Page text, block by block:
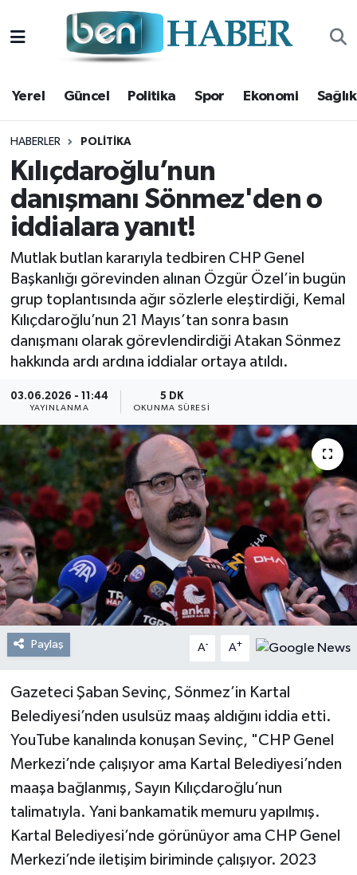
Yerel Güncel Politika Spor Ekonomi Sağlık
HABERLER POLITIKA
Kılıçdaroğlu’nun
danışmanı Sönmez'den o
iddialara yanıt!
Mutlak butlan kararıyla tedbiren CHP Genel
Başkanlığı görevinden alınan Özgür Özel’in bugün
grup toplantısında ağır sözlerle eleştirdiği, Kemal
Kılıçdaroğlu’nun 21 Mayıs’tan sonra basın
danışmanı olarak görevlendirdiği Atakan Sönmez
hakkında ardı ardına iddialar ortaya atıldı.
03.06.2026 - 11:44
YAYINLANMA
5 DK
OKUNMA SÜRESI
Paylaş A- A+
Gazeteci Şaban Sevinç, Sönmez’in Kartal
Belediyesi’nden usulsüz maaş aldığını iddia etti.
YouTube kanalında konuşan Sevinç, "CHP Genel
Merkezi’nde çalışıyor ama Kartal Belediyesi’nden
maaşa bağlanmış, Sayın Kılıçdaroğlu’nun
talimatıyla. Yani bankamatik memuru yapılmış.
Kartal Belediyesi’nde görünüyor ama CHP Genel
Merkezi’nde iletişim biriminde çalışıyor. 2023
Yerel
Güncel
Politika
Spor
Ekonomi
Sağlık
Magazin
Kültür Sanat
Röportajlar
Hava Durumu
Trafik Durumu
Süper Lig Puan Durumu ve Fikstür
Tüm Manşetler
Son Dakika Haberleri
Haber Arşivi